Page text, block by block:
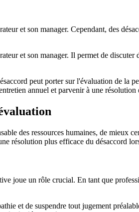
et son manager. Cependant, des
et son manager. Il permet de
peut porter sur l'évaluation de la
annuel et parvenir à une résolution
des ressources humaines, de mieux
résolution plus efficace du désaccord
joue un rôle crucial. En tant que
et de suspendre tout jugement